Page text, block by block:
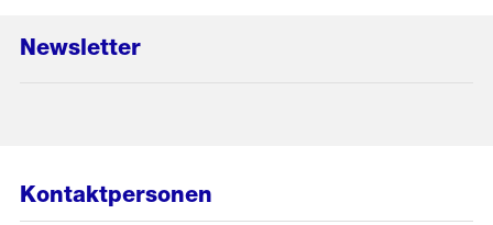
Newsletter
Kontaktpersonen